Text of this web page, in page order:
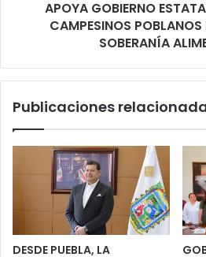
APOYA GOBIERNO
CAMPESINOS
SOBERANÍA
Publicaciones
DESDE PUEBLA, LA